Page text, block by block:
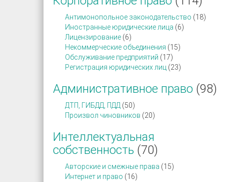
Антимонопольное законодательство (18)
Иностранные юридические лица (6)
Лицензирование (6)
Некоммерческие объединения (15)
Обслуживание предприятий (17)
Регистрация юридических лиц (23)
Административное право (98)
ДТП, ГИБДД, ПДД (50)
Произвол чиновников (20)
Интеллектуальная
собственность (70)
Авторские и смежные права (15)
Интернет и право (16)